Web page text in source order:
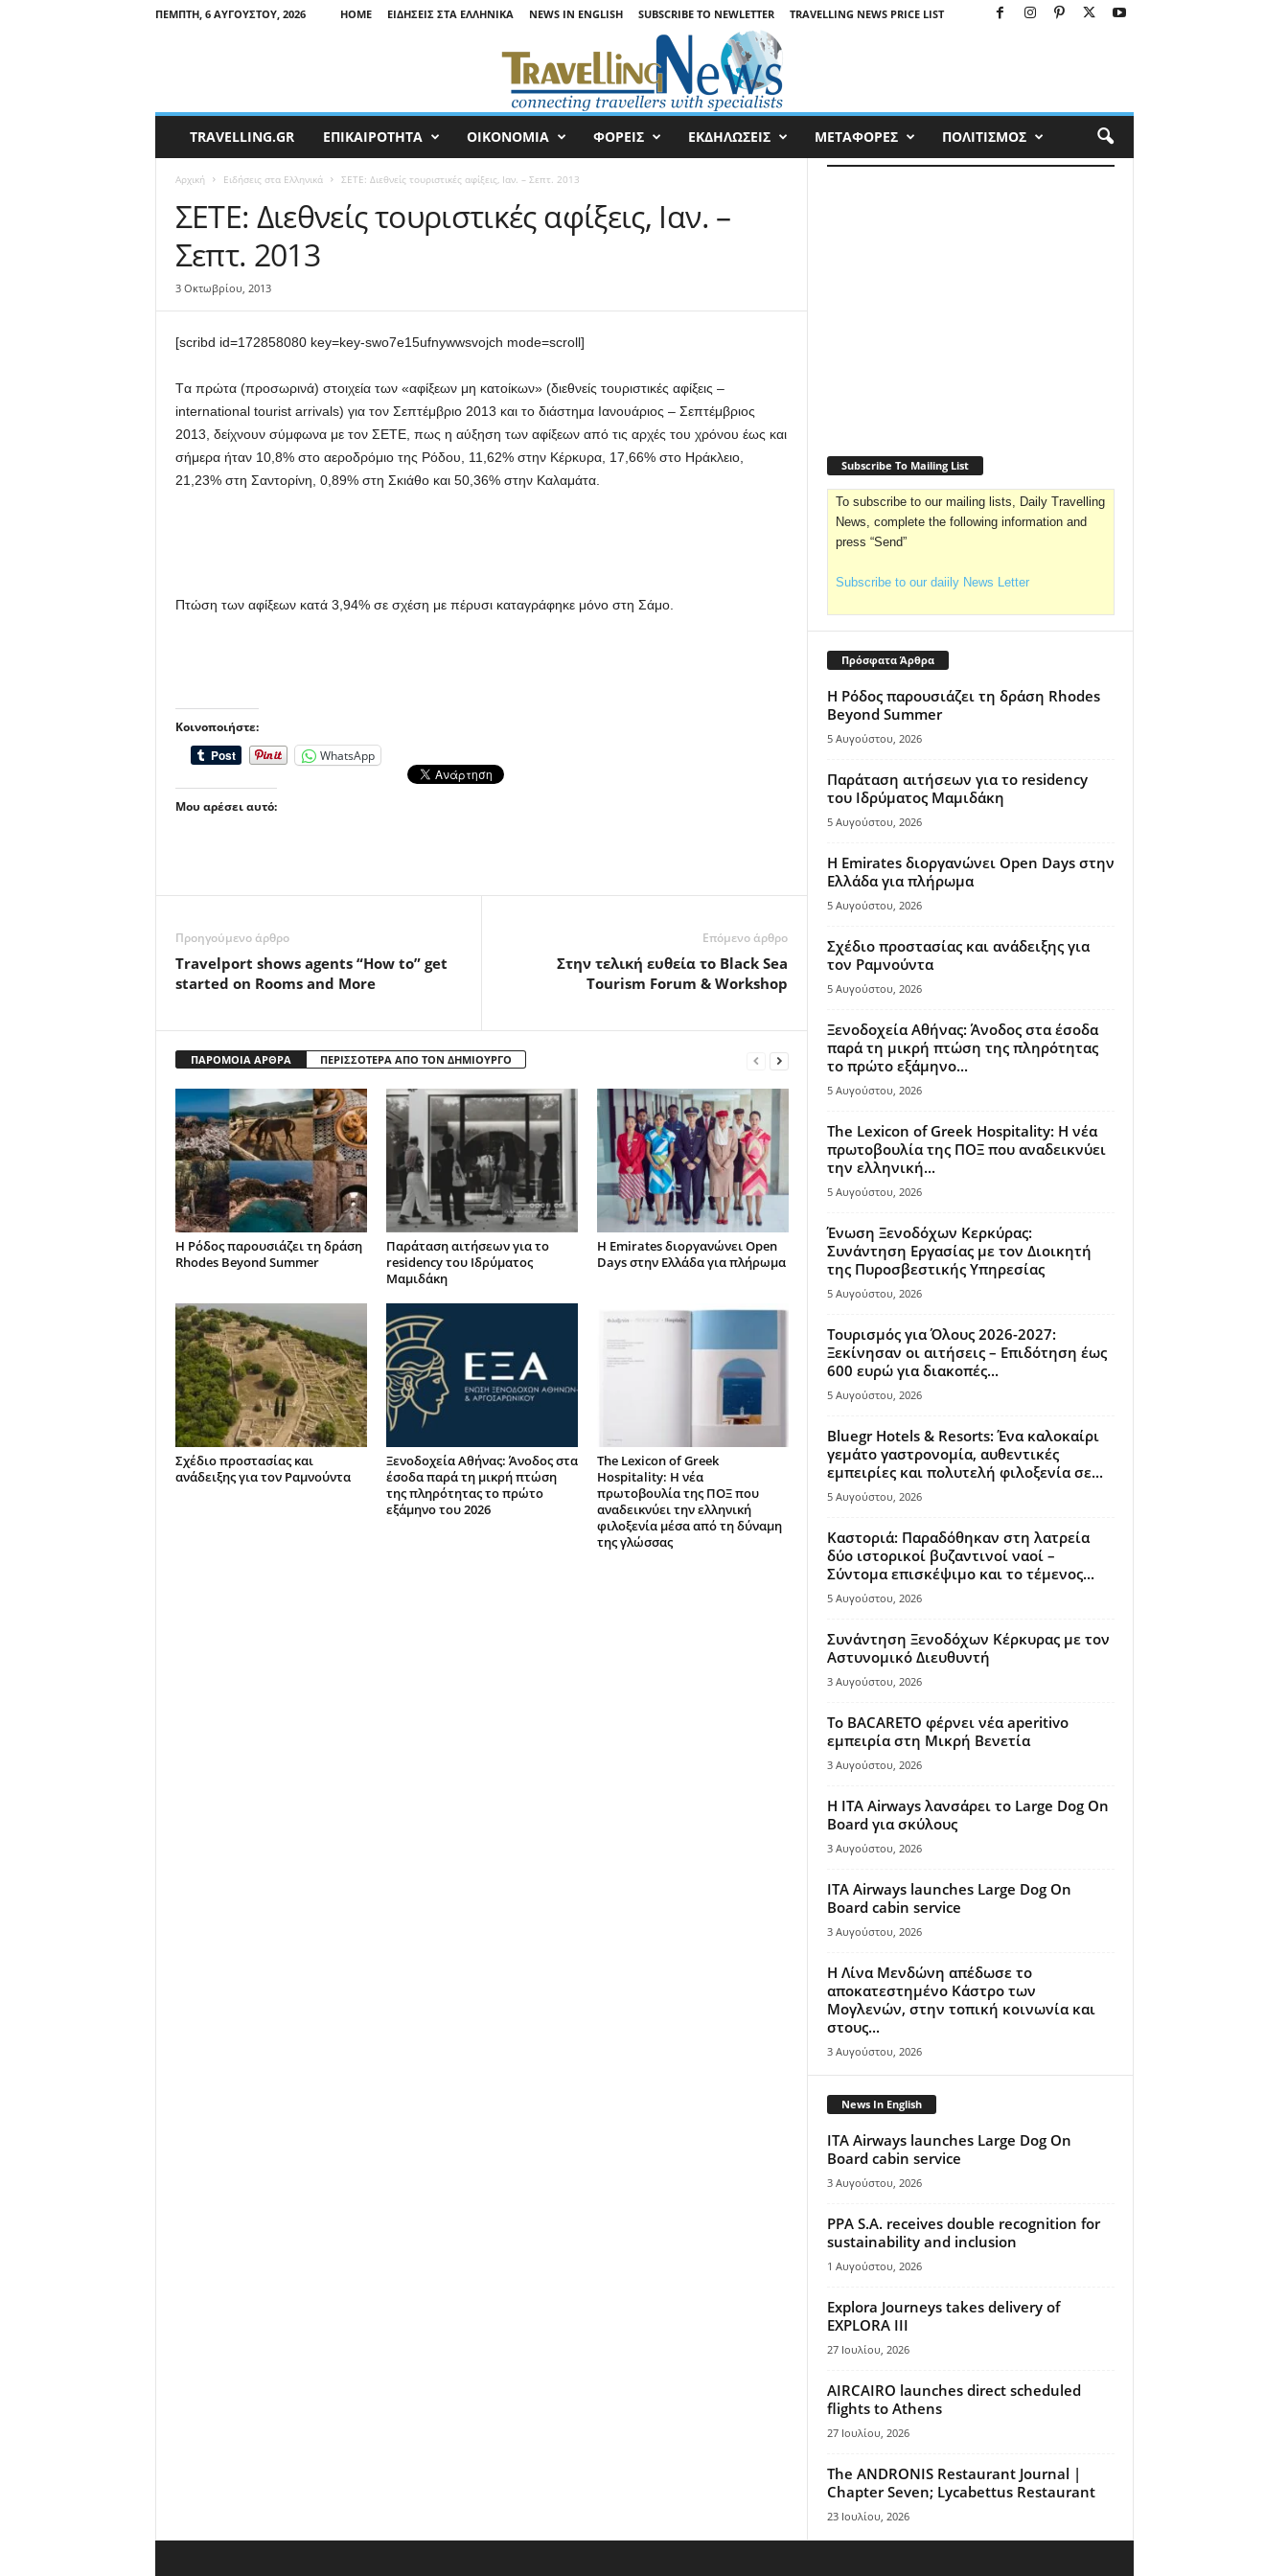
ΠΈΜΠΤΗ, 6 ΑΥΓΟΎΣΤΟΥ, 2026 HOME ΕΙΔΉΣΕΙΣ ΣΤΑ ΕΛΛΗΝΙΚΆ NEWS IN ENGLISH SUBSCRIBE TO NEWLETTER TRAVELLING NEWS PRICE LIST
a
TRAVELLING.GR ΕΠΙΚΑΙΡΟΤΗΤΑ ΟΙΚΟΝΟΜΙΑ ΦΟΡΕΙΣ ΕΚΔΗΛΩΣΕΙΣ ΜΕΤΑΦΟΡΕΣ ΠΟΛΙΤΙΣΜΟΣ
Αρχική Ειδήσεις στα Ελληνικά ΣΕΤΕ: Διεθνείς τουριστικές αφίξεις, Ιαν. – Σεπτ. 2013
ΣΕΤΕ: Διεθνείς τουριστικές αφίξεις, Ιαν. –
Σεπτ. 2013
3 Οκτωβρίου, 2013
[scribd id=172858080 key=key-swo7e15ufnywwsvojch mode=scroll]
Tα πρώτα (προσωρινά) στοιχεία των «αφίξεων μη κατοίκων» (διεθνείς τουριστικές αφίξεις –
international tourist arrivals) για τον Σεπτέμβριο 2013 και το διάστημα Ιανουάριος – Σεπτέμβριος
2013, δείχνουν σύμφωνα με τον ΣΕΤΕ, πως η αύξηση των αφίξεων από τις αρχές του χρόνου έως και
σήμερα ήταν 10,8% στο αεροδρόμιο της Ρόδου, 11,62% στην Κέρκυρα, 17,66% στο Ηράκλειο,
21,23% στη Σαντορίνη, 0,89% στη Σκιάθο και 50,36% στην Καλαμάτα.
Πτώση των αφίξεων κατά 3,94% σε σχέση με πέρυσι καταγράφηκε μόνο στη Σάμο.
Κοινοποιήστε:
WhatsApp
Μου αρέσει αυτό:
Προηγούμενο άρθρο
Travelport shows agents “How to” get
started on Rooms and More
Επόμενο άρθρο
Στην τελική ευθεία το Black Sea
Tourism Forum & Workshop
ΠΑΡΟΜΟΙΑ ΑΡΘΡΑ ΠΕΡΙΣΣΟΤΕΡΑ ΑΠΟ ΤΟΝ ΔΗΜΙΟΥΡΓΟ
Η Ρόδος παρουσιάζει τη δράση
Rhodes Beyond Summer
Παράταση αιτήσεων για το
residency του Ιδρύματος
Μαμιδάκη
Η Emirates διοργανώνει Open
Days στην Ελλάδα για πλήρωμα
Σχέδιο προστασίας και
ανάδειξης για τον Ραμνούντα
Ξενοδοχεία Αθήνας: Άνοδος στα
έσοδα παρά τη μικρή πτώση
της πληρότητας το πρώτο
εξάμηνο του 2026
The Lexicon of Greek
Hospitality: Η νέα
πρωτοβουλία της ΠΟΞ που
αναδεικνύει την ελληνική
φιλοξενία μέσα από τη δύναμη
της γλώσσας
Subscribe To Mailing List
To subscribe to our mailing lists, Daily Travelling
News, complete the following information and
press “Send”
Subscribe to our daiily News Letter
Πρόσφατα Άρθρα
Η Ρόδος παρουσιάζει τη δράση Rhodes
Beyond Summer
5 Αυγούστου, 2026
Παράταση αιτήσεων για το residency
του Ιδρύματος Μαμιδάκη
5 Αυγούστου, 2026
Η Emirates διοργανώνει Open Days στην
Ελλάδα για πλήρωμα
5 Αυγούστου, 2026
Σχέδιο προστασίας και ανάδειξης για
τον Ραμνούντα
5 Αυγούστου, 2026
Ξενοδοχεία Αθήνας: Άνοδος στα έσοδα
παρά τη μικρή πτώση της πληρότητας
το πρώτο εξάμηνο...
5 Αυγούστου, 2026
The Lexicon of Greek Hospitality: Η νέα
πρωτοβουλία της ΠΟΞ που αναδεικνύει
την ελληνική...
5 Αυγούστου, 2026
Ένωση Ξενοδόχων Κερκύρας:
Συνάντηση Εργασίας με τον Διοικητή
της Πυροσβεστικής Υπηρεσίας
5 Αυγούστου, 2026
Τουρισμός για Όλους 2026-2027:
Ξεκίνησαν οι αιτήσεις – Επιδότηση έως
600 ευρώ για διακοπές...
5 Αυγούστου, 2026
Bluegr Hotels & Resorts: Ένα καλοκαίρι
γεμάτο γαστρονομία, αυθεντικές
εμπειρίες και πολυτελή φιλοξενία σε...
5 Αυγούστου, 2026
Καστοριά: Παραδόθηκαν στη λατρεία
δύο ιστορικοί βυζαντινοί ναοί –
Σύντομα επισκέψιμο και το τέμενος...
5 Αυγούστου, 2026
Συνάντηση Ξενοδόχων Κέρκυρας με τον
Αστυνομικό Διευθυντή
3 Αυγούστου, 2026
Το BACARETO φέρνει νέα aperitivo
εμπειρία στη Μικρή Βενετία
3 Αυγούστου, 2026
Η ITA Airways λανσάρει το Large Dog On
Board για σκύλους
3 Αυγούστου, 2026
ITA Airways launches Large Dog On
Board cabin service
3 Αυγούστου, 2026
Η Λίνα Μενδώνη απέδωσε το
αποκατεστημένο Κάστρο των
Μογλενών, στην τοπική κοινωνία και
στους...
3 Αυγούστου, 2026
News In English
ITA Airways launches Large Dog On
Board cabin service
3 Αυγούστου, 2026
PPA S.A. receives double recognition for
sustainability and inclusion
1 Αυγούστου, 2026
Explora Journeys takes delivery of
EXPLORA III
27 Ιουλίου, 2026
AIRCAIRO launches direct scheduled
flights to Athens
27 Ιουλίου, 2026
The ANDRONIS Restaurant Journal |
Chapter Seven; Lycabettus Restaurant
23 Ιουλίου, 2026